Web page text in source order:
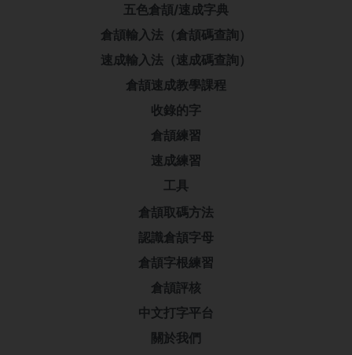
五色倉頡/速成字典
倉頡輸入法（倉頡碼查詢）
速成輸入法（速成碼查詢）
倉頡速成教學課程
收錄的字
倉頡練習
速成練習
工具
倉頡取碼方法
認識倉頡字母
倉頡字根練習
倉頡評核
中文打字平台
關於我們